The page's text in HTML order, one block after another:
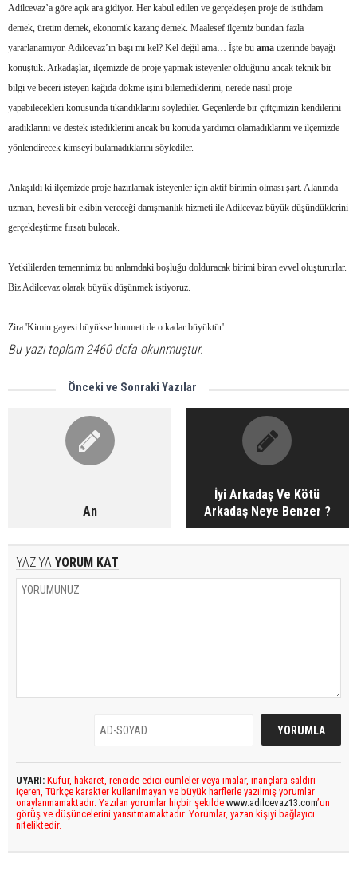
Adilcevaz’a göre açık ara gidiyor. Her kabul edilen ve gerçekleşen proje de istihdam
demek, üretim demek, ekonomik kazanç demek. Maalesef ilçemiz bundan fazla
yararlanamıyor. Adilcevaz’ın başı mı kel? Kel değil ama… İşte bu ama üzerinde bayağı
konuştuk. Arkadaşlar, ilçemizde de proje yapmak isteyenler olduğunu ancak teknik bir
bilgi ve beceri isteyen kağıda dökme işini bilemediklerini, nerede nasıl proje
yapabilecekleri konusunda tıkandıklarını söylediler. Geçenlerde bir çiftçimizin kendilerini
aradıklarını ve destek istediklerini ancak bu konuda yardımcı olamadıklarını ve ilçemizde
yönlendirecek kimseyi bulamadıklarını söylediler.
Anlaşıldı ki ilçemizde proje hazırlamak isteyenler için aktif birimin olması şart. Alanında
uzman, hevesli bir ekibin vereceği danışmanlık hizmeti ile Adilcevaz büyük düşündüklerini
gerçekleştirme fırsatı bulacak.
Yetkililerden temennimiz bu anlamdaki boşluğu dolduracak birimi biran evvel oluştururlar.
Biz Adilcevaz olarak büyük düşünmek istiyoruz.
Zira 'Kimin gayesi büyükse himmeti de o kadar büyüktür'.
Bu yazı toplam 2460 defa okunmuştur.
Önceki ve Sonraki Yazılar
An
İyi Arkadaş Ve Kötü
Arkadaş Neye Benzer ?
YAZIYA YORUM KAT
UYARI: Küfür, hakaret, rencide edici cümleler veya imalar, inançlara saldırı
içeren, Türkçe karakter kullanılmayan ve büyük harflerle yazılmış yorumlar
onaylanmamaktadır. Yazılan yorumlar hiçbir şekilde www.adilcevaz13.com’un
görüş ve düşüncelerini yansıtmamaktadır. Yorumlar, yazan kişiyi bağlayıcı
niteliktedir.